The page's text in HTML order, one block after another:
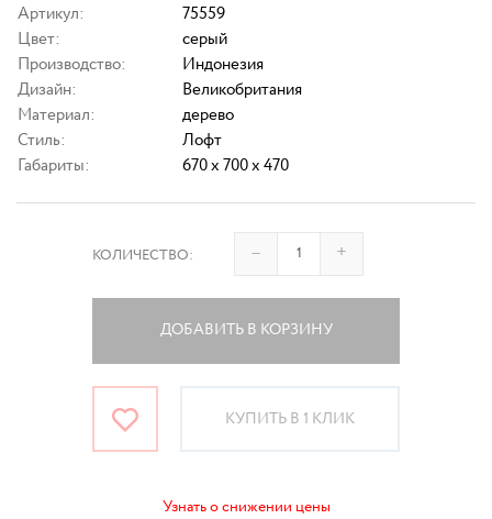
Артикул:
75559
Цвет:
серый
Производство:
Индонезия
Дизайн:
Великобритания
Материал:
дерево
Стиль:
Лофт
Габариты:
670 x 700 x 470
КОЛИЧЕСТВО: – +
ДОБАВИТЬ В КОРЗИНУ
КУПИТЬ В 1 КЛИК
Узнать о снижении цены